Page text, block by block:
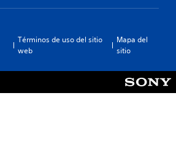
Términos de uso del sitio
web
Mapa del
sitio